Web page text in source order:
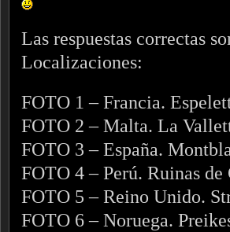
Las respuestas correctas
Localizaciones:
FOTO 1 – Francia.
FOTO 2 – Malta. La
FOTO 3 – España.
FOTO 4 – Perú. Ruinas de
FOTO 5 – Reino Unido.
FOTO 6 – Noruega.